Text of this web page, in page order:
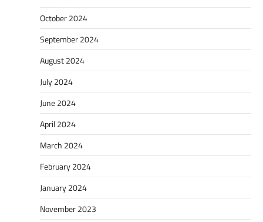
October 2024
September 2024
August 2024
July 2024
June 2024
April 2024
March 2024
February 2024
January 2024
November 2023